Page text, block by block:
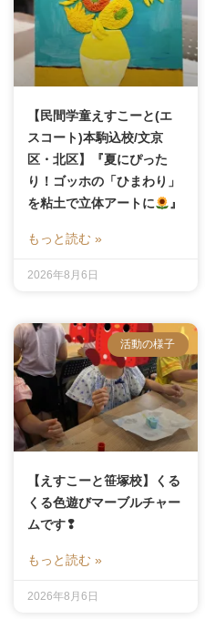
【民間学童えすこーと(エ
スコート)本駒込校/文京
区・北区】『夏にぴった
り！ゴッホの「ひまわり」
を粘土で立体アートに
』
もっと読む »
2026年8月6日
活動の様子
【えすこーと笹塚校】くる
くる色遊びマーブルチャー
ムです❢
もっと読む »
2026年8月6日